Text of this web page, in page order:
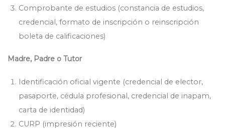
Comprobante de estudios (constancia de estudios,
credencial, formato de inscripción o reinscripción
boleta de calificaciones)
Madre, Padre o Tutor
Identificación oficial vigente (credencial de elector,
pasaporte, cédula profesional, credencial de inapam,
carta de identidad)
CURP (impresión reciente)